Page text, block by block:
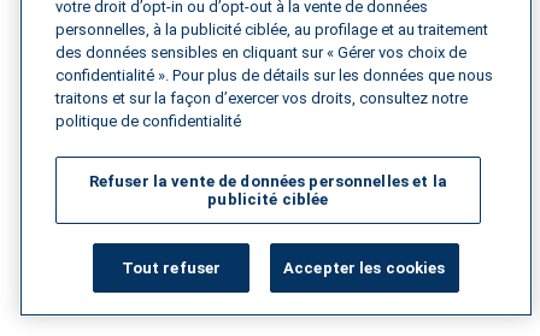
Californie
Découvrez le programme WAIRE de Californie, un
système à points destiné aux propriétaires
d'entrepôts visant à réduire les émissions.
Renseignez-vous sur les obligations de conformité,
les redevances et les possibilités de financement.
Lire la suite
votre droit d’opt-in ou d’opt-out à la vente de données
personnelles, à la publicité ciblée, au profilage et au traitement
des données sensibles en cliquant sur « Gérer vos choix de
confidentialité ». Pour plus de détails sur les données que nous
traitons et sur la façon d’exercer vos droits, consultez notre
politique de confidentialité
Refuser la vente de données personnelles et la
publicité ciblée
Tout refuser Accepter les cookies